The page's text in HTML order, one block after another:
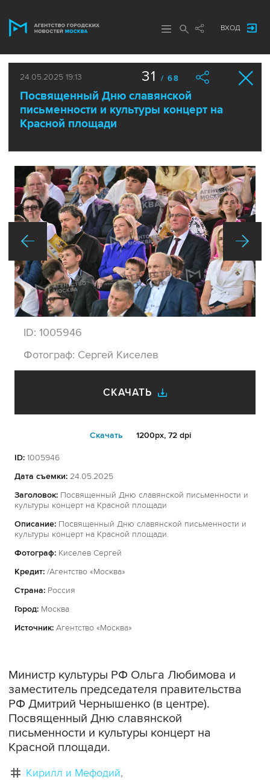
ВХОД
24.05.2025 19:13
Посвященный Дню славянской
письменности и культуры концерт на
Красной площади
31 / 68
ID: 1005946
Фотограф: Сергей Киселев
СКАЧАТЬ
Cкачать 1200px, 72 dpi
ID: 1005946
Дата съемки: 24.05.2025
Заголовок: Посвященный Дню славянской письменности и
культуры концерт на Красной площади
Описание: Посвященный Дню славянской письменности и
культуры концерт на Красной площади.
Фотограф: Киселев Сергей
Кредит: /Агентство «Москва»
Страна: Россия
Город: Москва
Источник: Агентство «Москва»
Министр культуры РФ Ольга Любимова и
заместитель председателя правительства
РФ Дмитрий Чернышенко (в центре).
Посвященный Дню славянской
письменности и культуры концерт на
Красной площади.
Кирилл и Мефодий